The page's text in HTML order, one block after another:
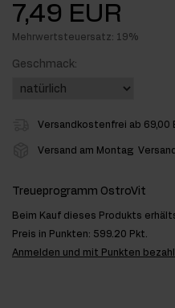
7,49 EUR
Mehrwertsteuersatz: 19%
Geschmack:
Versandkostenfrei ab 69,00
Versand am Montag
Treueprogramm OstroVit
Beim Kauf dieses Produkts
Preis in Punkten: 599.20 Pkt.
Anmelden und mit Punkten